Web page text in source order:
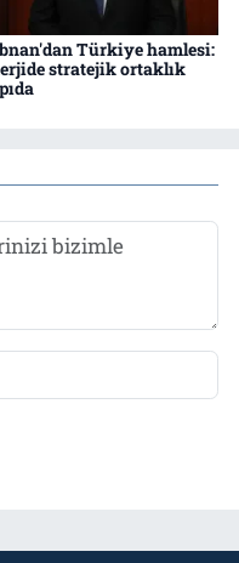
Türkiye hamlesi:
stratejik ortaklık